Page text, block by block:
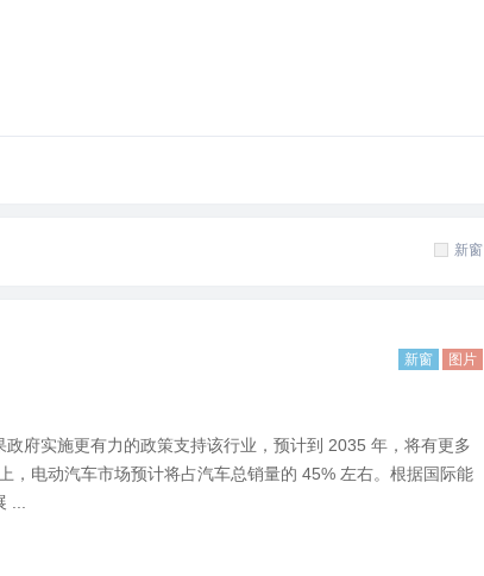
新窗
新窗 图片
政府实施更有力的政策支持该行业，预计到 2035 年，将有更多
，电动汽车市场预计将占汽车总销量的 45% 左右。根据国际能
...